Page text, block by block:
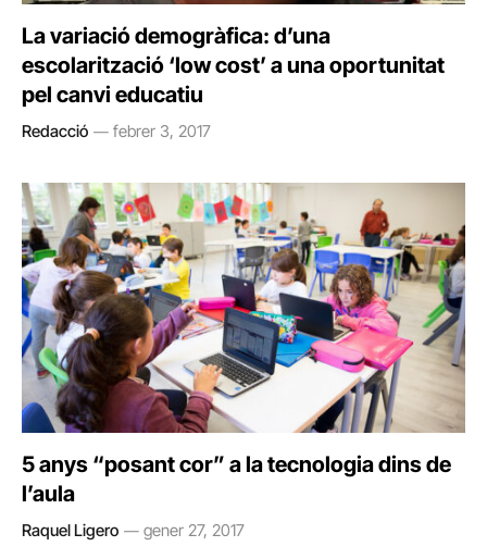
La variació demogràfica: d’una
escolarització ‘low cost’ a una oportunitat
pel canvi educatiu
Redacció febrer 3, 2017
5 anys “posant cor” a la tecnologia dins de
l’aula
Raquel Ligero gener 27, 2017